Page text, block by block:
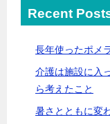
Recent
長年使ったポメ
介護は施設に入
ら考えたこと
暑さとともに変